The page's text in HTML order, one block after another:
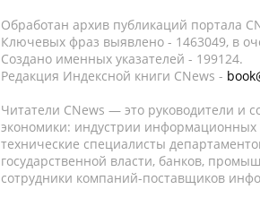
Обработан архив публикаций портала
Ключевых фраз выявлено - 1463049, в
Создано именных указателей - 199124.
Редакция Индексной книги CNews -
Читатели CNews — это руководители и
экономики: индустрии
технические специалисты
государственной власти, банков,
сотрудники компаний-поставщиков